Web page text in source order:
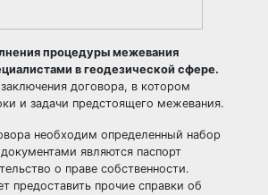
процедуры межевания
в геодезической сфере.
договора, в котором
и задачи предстоящего межевания.
необходим определенный набор
являются паспорт
о праве собственности.
предоставить прочие справки об